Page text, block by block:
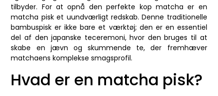
tilbyder. For at opnå den perfekte kop matcha er en
matcha pisk et uundværligt redskab. Denne traditionelle
bambuspisk er ikke bare et værktøj; den er en essentiel
del af den japanske teceremoni, hvor den bruges til at
skabe en jævn og skummende te, der fremhæver
matchaens komplekse smagsprofil.
Hvad er en matcha pisk?